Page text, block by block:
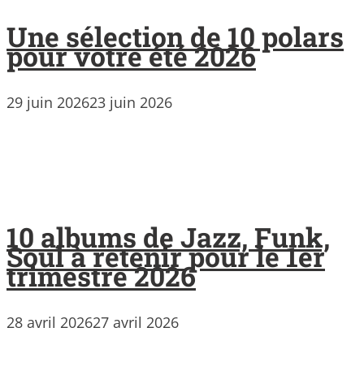
Une sélection de 10 polars
pour votre été 2026
29 juin 202623 juin 2026
10 albums de Jazz, Funk,
Soul à retenir pour le 1er
trimestre 2026
28 avril 202627 avril 2026